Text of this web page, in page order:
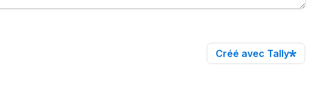
Créé avec Tally